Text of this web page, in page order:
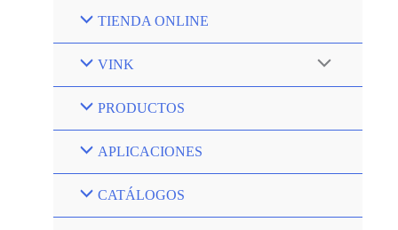
TIENDA ONLINE
VINK
PRODUCTOS
APLICACIONES
CATÁLOGOS